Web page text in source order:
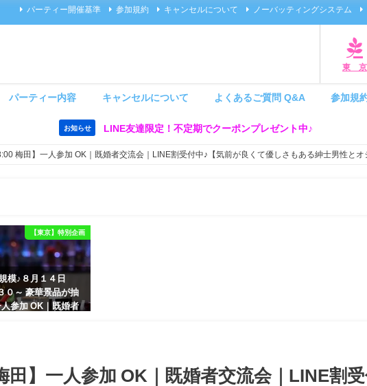
パーティー開催基準 参加規約 キャンセルについて ノーバッティングシステム
東 京
パーティー内容 キャンセルについて よくあるご質問 Q&A 参加規
お知らせ LINE友達限定！不定期でクーポンプレゼント中♪
梅田】一人参加 OK｜既婚者交流会｜LINE割受付中♪【気前が良くて優しさもある紳士男性と
【東京】特別企画
模♪８月１４日
０～ 豪華景品が抽
参加 OK｜既婚者
田】一人参加 OK｜既婚者交流会｜LINE割